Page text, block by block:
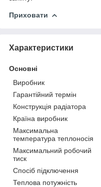
Приховати
Характеристики
Основні
Виробник
Гарантійний термін
Конструкція радіатора
Країна виробник
Максимальна
температура теплоносія
Максимальний робочий
тиск
Спосіб підключення
Теплова потужність